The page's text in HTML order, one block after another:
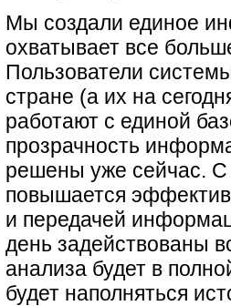
Мы создали единое
охватывает все
Пользователи
стране (а их на
работают с единой
прозрачность
решены уже сейчас.
повышается
и передачей
день задействованы
анализа будет в
будет наполняться